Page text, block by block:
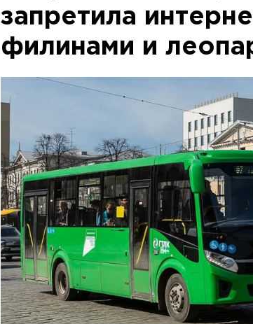
запретила
филинами и